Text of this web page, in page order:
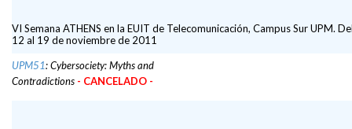
VI Semana ATHENS en la EUIT de Telecomunicación, Campus Sur UPM.
12 al 19 de noviembre de 2011
UPM51: Cybersociety: Myths and
Contradictions - CANCELADO -